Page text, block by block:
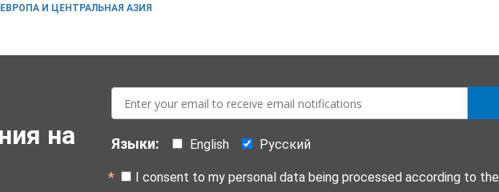
ЕВРОПА И ЦЕНТРАЛЬНАЯ АЗИЯ
на
mail:
Языки: English Русский
I consent to my personal data being processed according to the